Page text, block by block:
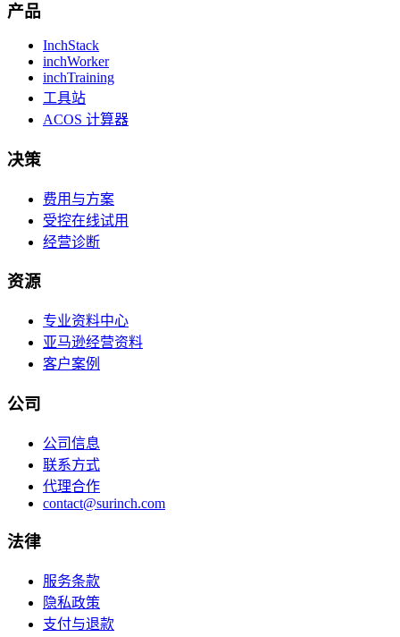
产品
InchStack
inchWorker
inchTraining
工具站
ACOS 计算器
决策
费用与方案
受控在线试用
经营诊断
资源
专业资料中心
亚马逊经营资料
客户案例
公司
公司信息
联系方式
代理合作
contact@surinch.com
法律
服务条款
隐私政策
支付与退款